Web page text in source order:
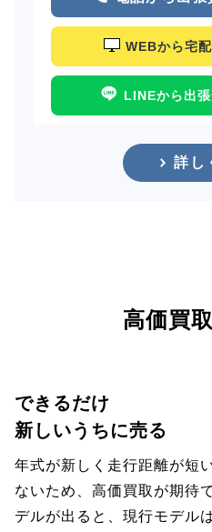
WEBから宅
LINEから出
詳し
高価買
できるだけ
新しいうちに売る
年式が新しく走行距離が短
ないため、高価買取が期待
デルが出ると、現行モデル